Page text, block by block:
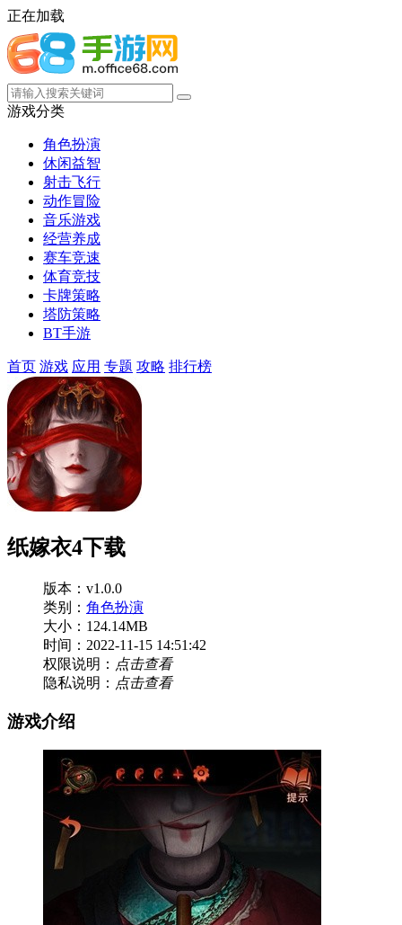
正在加载
游戏分类
角色扮演
休闲益智
射击飞行
动作冒险
音乐游戏
经营养成
赛车竞速
体育竞技
卡牌策略
塔防策略
BT手游
首页 游戏 应用 专题 攻略 排行榜
纸嫁衣4下载
版本：v1.0.0
类别： 角色扮演
大小：124.14MB
时间：2022-11-15 14:51:42
权限说明： 点击查看
隐私说明： 点击查看
游戏介绍